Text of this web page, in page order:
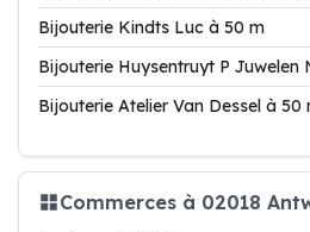
Bijouterie Kindts Luc à 50 m
Bijouterie Huysentruyt P Juwelen
Bijouterie Atelier Van Dessel à 50
Commerces à 02018